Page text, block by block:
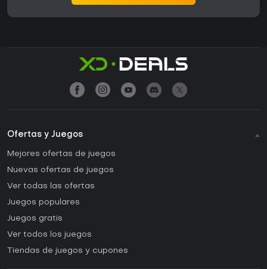
Ofertas y Juegos
Mejores ofertas de juegos
Nuevas ofertas de juegos
Ver todas las ofertas
Juegos populares
Juegos gratis
Ver todos los juegos
Tiendas de juegos y cupones